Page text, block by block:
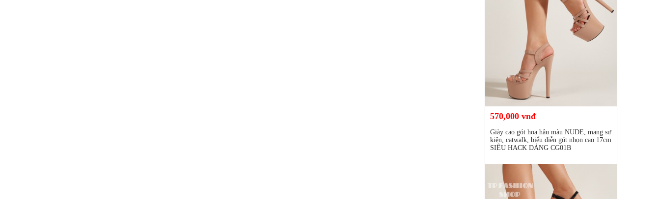
570,000 vnđ
Giày cao gót hoa hậu màu NUDE, mang sự
kiện, catwalk, biểu diễn gót nhọn cao 17cm
SIÊU HACK DÁNG CG01B